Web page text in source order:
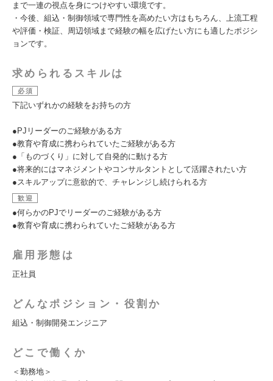
まで一連の視点を身につけやすい環境です。
・今後、組込・制御領域で専門性を高めたい方はもちろん、上流工程
や評価・検証、周辺領域まで経験の幅を広げたい方にも適したポジシ
ョンです。
求められるスキルは
必須
下記いずれかの経験をお持ちの方
●PJリーダーのご経験がある方
●教育や育成に携わられていたご経験がある方
●「ものづくり」に対して自発的に動ける方
●将来的にはマネジメントやコンサルタントとして活躍されたい方
●スキルアップに意欲的で、チャレンジし続けられる方
歓迎
●何らかのPJでリーダーのご経験がある方
●教育や育成に携わられていたご経験がある方
雇用形態は
正社員
どんなポジション・役割か
組込・制御開発エンジニア
どこで働くか
＜勤務地＞